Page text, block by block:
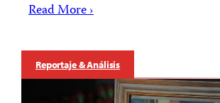
Read More ›
Reportaje & Análisis